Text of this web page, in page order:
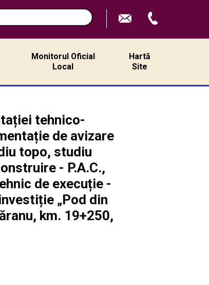
Monitorul Oficial
Local
Hartă
Site
tehnico-
de avizare
topo, studiu
- P.A.C.,
de execuție -
„Pod din
km. 19+250,